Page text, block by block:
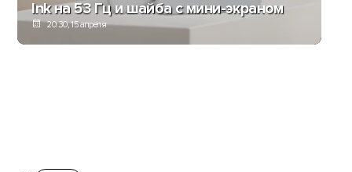
Ink на 53 Гц и шайба с мини-экраном
20:30, 15 апреля